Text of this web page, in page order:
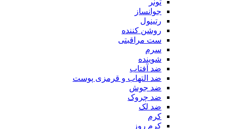
تونر
جوانساز
رتینول
روشن کننده
ست مراقبتی
سرم
شوینده
ضد آفتاب
ضد التهاب و قرمزی پوست
‌ضد جوش
ضد چروک
ضد لک
کرم
کرم روز